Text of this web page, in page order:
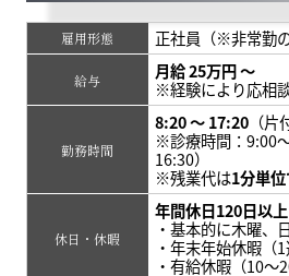
雇用形態 正社員（※非常勤
給与
月給 25万円 〜
※経験により応相
勤務時間
8:20 〜 17:20（片
※診療時間：9:00
16:30）
※残業代は1分単
休日・休暇
年間休日120日以上
・基本的に木曜、
・年末年始休暇（
・有給休暇（10〜